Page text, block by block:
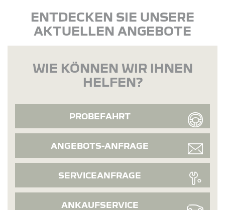
ENTDECKEN SIE UNSERE
AKTUELLEN ANGEBOTE
WIE KÖNNEN WIR IHNEN
HELFEN?
PROBEFAHRT
ANGEBOTS-ANFRAGE
SERVICEANFRAGE
ANKAUFSERVICE